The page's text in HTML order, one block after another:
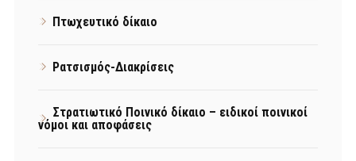
Πτωχευτικό δίκαιο
Ρατσισμός-Διακρίσεις
Στρατιωτικό Ποινικό δίκαιο – ειδικοί ποινικοί
νόμοι και αποφάσεις